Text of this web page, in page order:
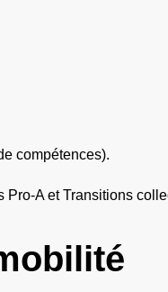
compétences).
A et Transitions